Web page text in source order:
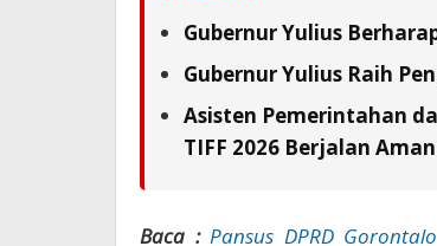
Gubernur Yulius
Gubernur Yulius Raih
Asisten Pemerintahan
TIFF 2026 Berjalan
Baca : Pansus DPRD